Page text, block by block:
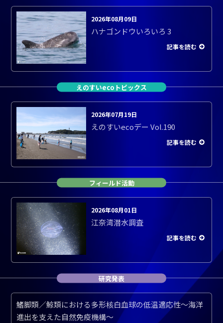
2026年08月09日
ハナゴンドウいろいろ 3
記事を読む
えのすいecoトピックス
2026年07月19日
えのすいecoデー Vol.190
記事を読む
フィールド活動
2026年08月01日
江奈湾潜水調査
記事を読む
研究発表
鰭脚類／鯨類における多形核白血球の低温適応性～海洋
進出を支えた自然免疫機構～